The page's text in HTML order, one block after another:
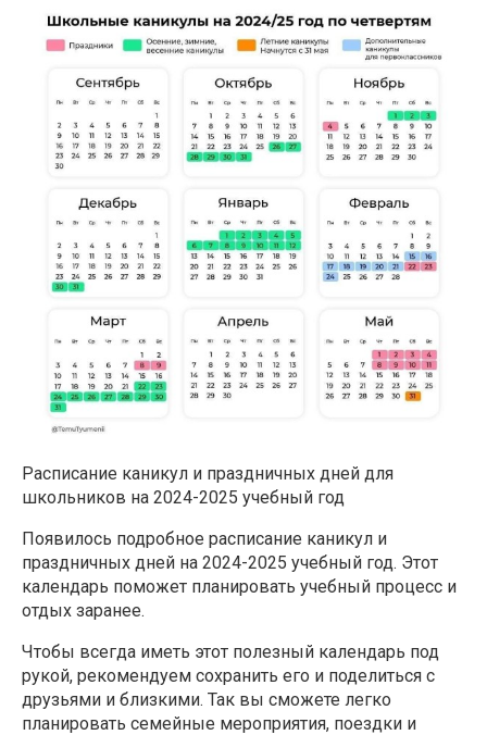
Расписание каникул и праздничных дней для
школьников на 2024-2025 учебный год
Появилось подробное расписание каникул и
праздничных дней на 2024-2025 учебный год. Этот
календарь поможет планировать учебный процесс и
отдых заранее.
Чтобы всегда иметь этот полезный календарь под
рукой, рекомендуем сохранить его и поделиться с
друзьями и близкими. Так вы сможете легко
планировать семейные мероприятия, поездки и